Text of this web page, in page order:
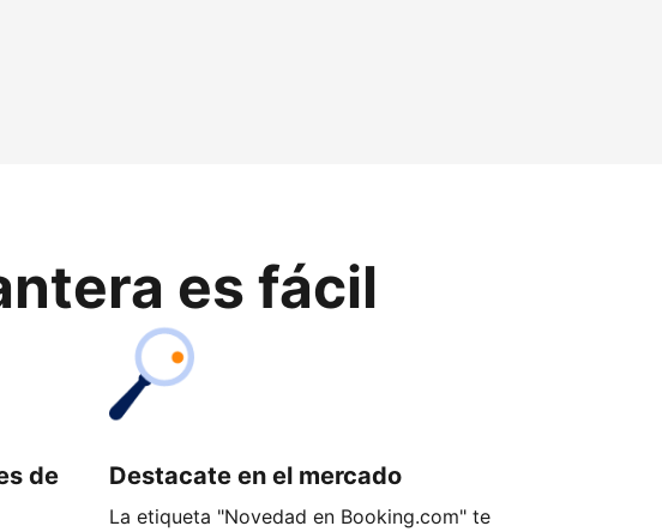
es fácil
de
Destacate en el mercado
La etiqueta "Novedad en Booking.com" te